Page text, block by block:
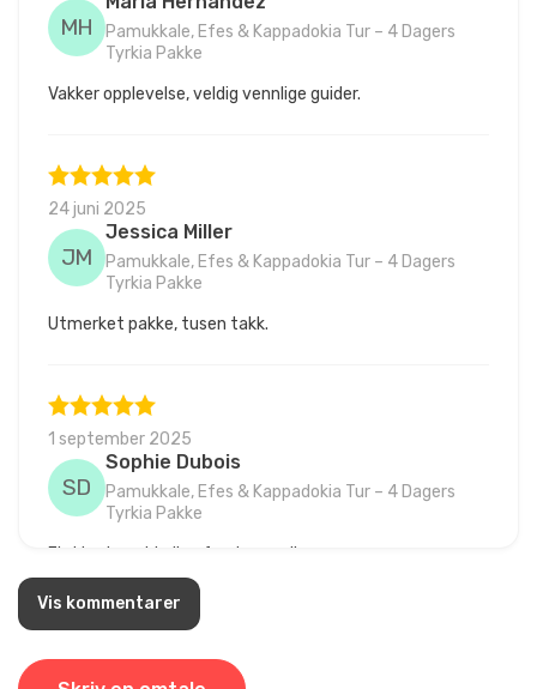
MH
Pamukkale, Efes & Kappadokia Tur – 4 Dagers
Tyrkia Pakke
Vakker opplevelse, veldig vennlige guider.
24 juni 2025
JM
Jessica Miller
Pamukkale, Efes & Kappadokia Tur – 4 Dagers
Tyrkia Pakke
Utmerket pakke, tusen takk.
1 september 2025
SD
Sophie Dubois
Pamukkale, Efes & Kappadokia Tur – 4 Dagers
Tyrkia Pakke
Flott reise, virkelig uforglemmelig.
Vis kommentarer